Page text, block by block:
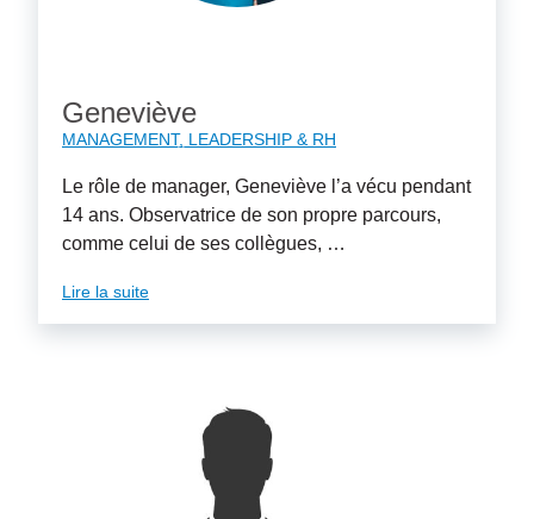
Geneviève
MANAGEMENT, LEADERSHIP & RH
Le rôle de manager, Geneviève l’a vécu pendant
14 ans. Observatrice de son propre parcours,
comme celui de ses collègues, …
Lire la suite